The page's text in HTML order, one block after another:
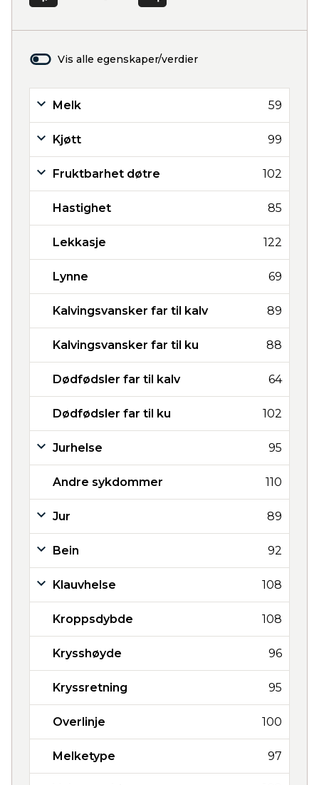
Vis alle egenskaper/verdier
Melk 59
Kjøtt 99
Fruktbarhet døtre 102
Hastighet 85
Lekkasje 122
Lynne 69
Kalvingsvansker far til kalv 89
Kalvingsvansker far til ku 88
Dødfødsler far til kalv 64
Dødfødsler far til ku 102
Jurhelse 95
Andre sykdommer 110
Jur 89
Bein 92
Klauvhelse 108
Kroppsdybde 108
Krysshøyde 96
Kryssretning 95
Overlinje 100
Melketype 97